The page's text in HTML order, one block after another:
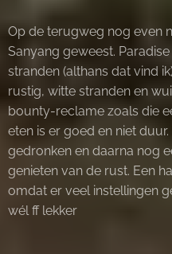
Op de terugweg nog even
Sanyang geweest.
stranden (althans dat vind
rustig, witte stranden en
bounty-reclame zoals die
eten is er goed en niet
gedronken en daarna nog
genieten van de rust. Een
omdat er veel instellingen
wél ff lekker